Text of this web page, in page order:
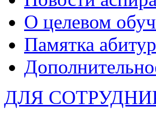
О целевом
Памятка
ДЛЯ